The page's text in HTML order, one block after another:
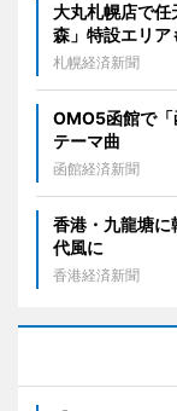
大丸札幌店で
森」特設エリア
札幌経済新聞
OMO5函館で
テーマ曲
函館経済新聞
香港・九龍塘
代風に
香港経済新聞